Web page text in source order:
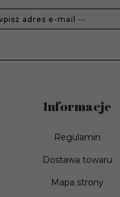
Informacje
Regulamin
Dostawa towaru
Mapa strony